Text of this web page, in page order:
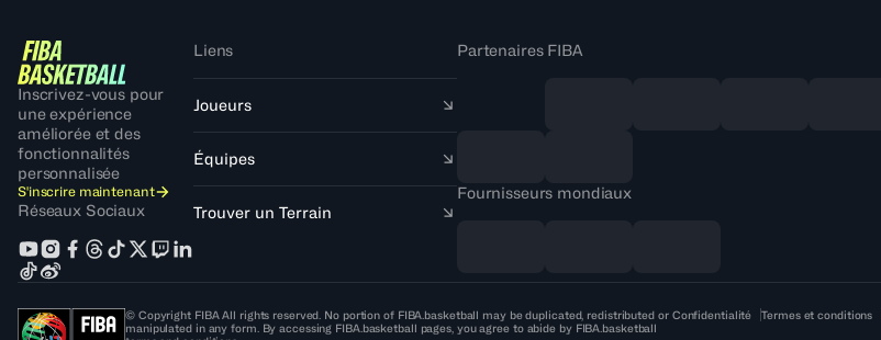
Inscrivez-vous pour
une expérience
améliorée et des
fonctionnalités
personnalisée
S'inscrire maintenant
Réseaux Sociaux
Liens
Joueurs
Équipes
Trouver un Terrain
Partenaires FIBA
Fournisseurs mondiaux
© Copyright FIBA All rights reserved. No portion of FIBA.basketball may be duplicated, redistributed or
manipulated in any form. By accessing FIBA.basketball pages, you agree to abide by FIBA.basketball
Confidentialité Termes et conditions